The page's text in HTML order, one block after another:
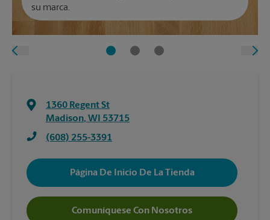
su marca.
1360 Regent St
Madison, WI 53715
(608) 255-3391
Página De Inicio De La Tienda
Comuníquese Con Nosotros